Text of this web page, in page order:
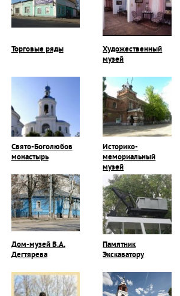
Торговые ряды
Художественный
музей
Свято-Боголюбов
монастырь
Историко-
мемориальный
музей
Дом-музей В.А.
Дегтярева
Памятник
Экскаватору